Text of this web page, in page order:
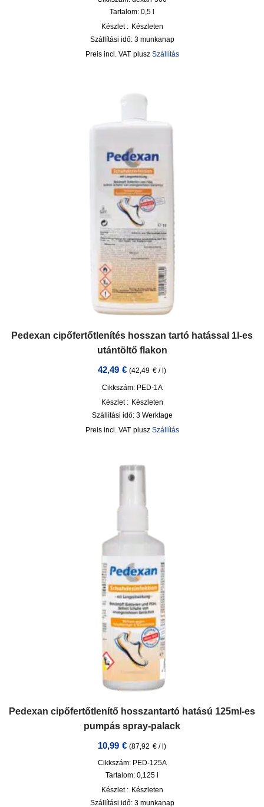
Tartalom: 0,5
Készlet : Készleten
Szállítási idő: 3 munkanap
incl. VAT plusz Szállítás
Pedexan cipőfertőtlenítés hosszan tartó hatással 1l-es
utántöltő flakon
42,49 € (42,49 € / )
Cikkszám: PED-1A
Készlet : Készleten
Szállítási idő: 3 Werktage
incl. VAT plusz Szállítás
Pedexan cipőfertőtlenítő hosszantartó hatású 125ml-es
pumpás spray-palack
10,99 € (87,92 € /l)
Cikkszám: PED-125A
Tartalom: 0,125
Készlet : Készleten
Szállítási idő: 3 munkanap